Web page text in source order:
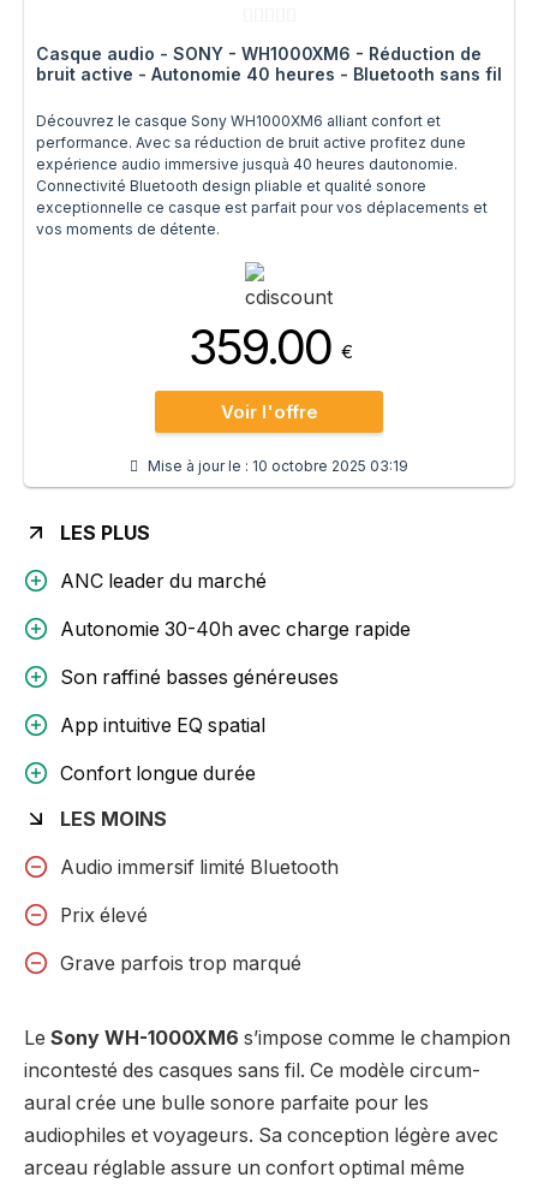
Casque audio - SONY - WH1000XM6 - Réduction de
bruit active - Autonomie 40 heures - Bluetooth sans fil
Découvrez le casque Sony WH1000XM6 alliant confort et
performance. Avec sa réduction de bruit active profitez dune
expérience audio immersive jusquà 40 heures dautonomie.
Connectivité Bluetooth design pliable et qualité sonore
exceptionnelle ce casque est parfait pour vos déplacements et
vos moments de détente.
359.00€
Voir l'offre
Mise à jour le : 10 octobre 2025 03:19
LES PLUS
ANC leader du marché
Autonomie 30-40h avec charge rapide
Son raffiné basses généreuses
App intuitive EQ spatial
Confort longue durée
LES MOINS
Audio immersif limité Bluetooth
Prix élevé
Grave parfois trop marqué
Le Sony WH-1000XM6 s’impose comme le champion
incontesté des casques sans fil. Ce modèle circum-
aural crée une bulle sonore parfaite pour les
audiophiles et voyageurs. Sa conception légère avec
arceau réglable assure un confort optimal même